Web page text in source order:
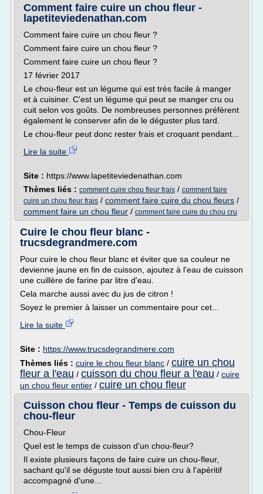
Comment faire cuire un chou fleur -
lapetiteviedenathan.com
Comment faire cuire un chou fleur ?
Comment faire cuire un chou fleur ?
Comment faire cuire un chou fleur ?
17 février 2017
Le chou-fleur est un légume qui est très facile à manger
et à cuisiner. C'est un légume qui peut se manger cru ou
cuit selon vos goûts. De nombreuses personnes préfèrent
également le conserver afin de le déguster plus tard.
Le chou-fleur peut donc rester frais et croquant pendant...
Lire la suite
Site : https://www.lapetiteviedenathan.com
Thèmes liés : comment cuire chou fleur frais / comment faire
cuire un chou fleur frais / comment faire cuire du chou fleurs /
comment faire un chou fleur / comment faire cuire du chou cru
Cuire le chou fleur blanc -
trucsdegrandmere.com
Pour cuire le chou fleur blanc et éviter que sa couleur ne
devienne jaune en fin de cuisson, ajoutez à l'eau de cuisson
une cuillère de farine par litre d'eau.
Cela marche aussi avec du jus de citron !
Soyez le premier à laisser un commentaire pour cet...
Lire la suite
Site : https://www.trucsdegrandmere.com
Thèmes liés : cuire le chou fleur blanc / cuire un chou
fleur a l'eau / cuisson du chou fleur a l'eau / cuire
un chou fleur entier / cuire un chou fleur
Cuisson chou fleur - Temps de cuisson du
chou-fleur
Chou-Fleur
Quel est le temps de cuisson d'un chou-fleur?
Il existe plusieurs façons de faire cuire un chou-fleur,
sachant qu'il se déguste tout aussi bien cru à l'apéritif
accompagné d'une...